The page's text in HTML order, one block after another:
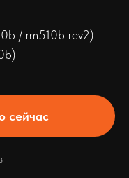
/ rm510b rev2)
сейчас